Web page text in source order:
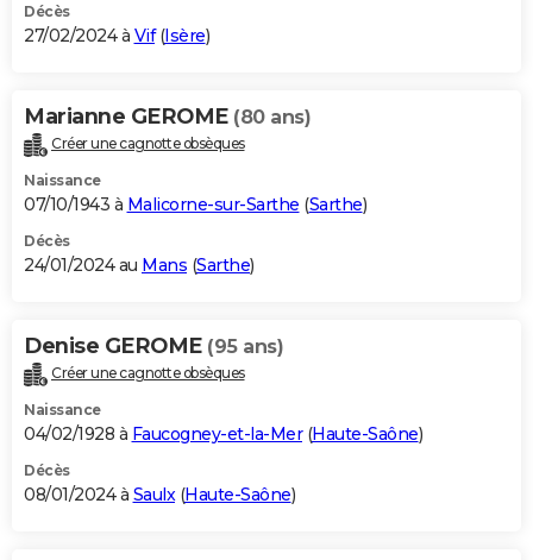
Décès
27/02/2024 à Vif(Isère)
Marianne GEROME (80 ans)
Créer une cagnotte obsèques
Naissance
07/10/1943 à Malicorne-sur-Sarthe (Sarthe)
Décès
24/01/2024 au Mans (Sarthe)
Denise GEROME (95 ans)
Créer une cagnotte obsèques
Naissance
04/02/1928 à Faucogney-et-la-Mer(Haute-Saône)
Décès
08/01/2024 à Saulx(Haute-Saône)